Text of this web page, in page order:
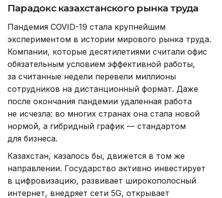
Парадокс казахстанского рынка труда
Пандемия COVID-19 стала крупнейшим
экспериментом в истории мирового рынка труда.
Компании, которые десятилетиями считали офис
обязательным условием эффективной работы,
за считанные недели перевели миллионы
сотрудников на дистанционный формат. Даже
после окончания пандемии удаленная работа
не исчезла: во многих странах она стала новой
нормой, а гибридный график — стандартом
для бизнеса.
Казахстан, казалось бы, движется в том же
направлении. Государство активно инвестирует
в цифровизацию, развивает широкополосный
интернет, внедряет сети 5G, открывает